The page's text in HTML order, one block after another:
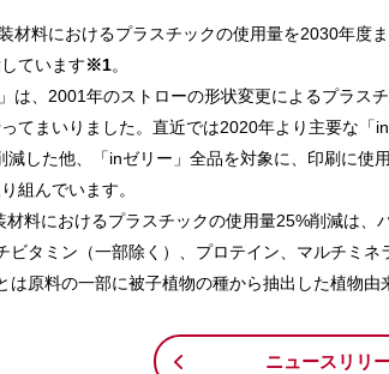
材料におけるプラスチックの使用量を2030年
ています※1。
は、2001年のストローの形状変更によるプラス
てまいりました。直近では2020年より主要な
減した他、「inゼリー」全品を対象に、印刷に
組んでいます。
料におけるプラスチックの使用量25%削減は、
タミン（一部除く）、プロテイン、マルチミネ
原料の一部に被子植物の種から抽出した植物由
ニュースリリ